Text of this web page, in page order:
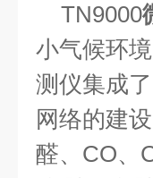
TN9000
小气候环
测仪集成
网络的建
醛、 CO、